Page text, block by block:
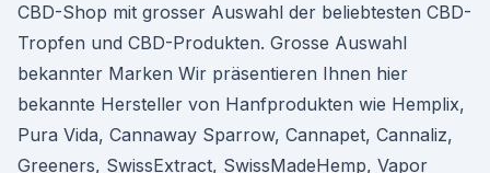
CBD-Shop mit grosser Auswahl der beliebtesten CBD-
Tropfen und CBD-Produkten. Grosse Auswahl
bekannter Marken Wir präsentieren Ihnen hier
bekannte Hersteller von Hanfprodukten wie Hemplix,
Pura Vida, Cannaway Sparrow, Cannapet, Cannaliz,
Greeners, SwissExtract, SwissMadeHemp, Vapor